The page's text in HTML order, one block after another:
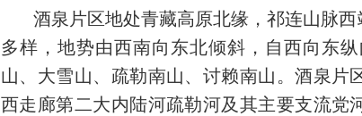
酒泉片区地处青藏高原北缘，祁连山脉
多样，地势由西南向东北倾斜，自西向东
山、大雪山、疏勒南山、讨赖南山。酒泉片
西走廊第二大内陆河疏勒河及其主要支流党